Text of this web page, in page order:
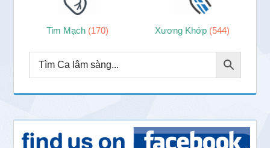
Tim Mạch (170) Xương Khớp (544)